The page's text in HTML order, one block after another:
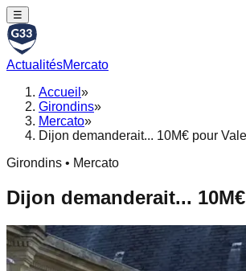
☰
ActualitésMercato
Accueil »
Girondins»
Mercato»
Dijon demanderait... 10M€ pour
Girondins • Mercato
Dijon demanderait...